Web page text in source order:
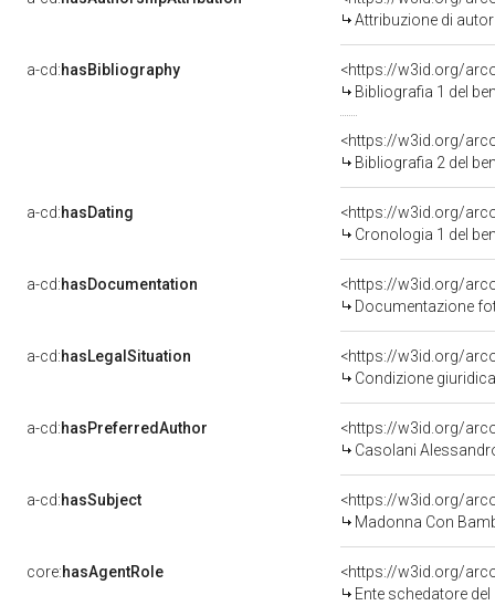
Attribuzione di
a-cd:hasBibliography
<https://w3id.org/
Bibliografia 1 del
<https://w3id.org/
Bibliografia 2 del
a-cd:hasDating
<https://w3id.org/
Cronologia 1 del
a-cd:hasDocumentation
Documentazione
a-cd:hasLegalSituation
Condizione
a-cd:hasPreferredAuthor
<https://w3id.org/
Casolani
a-cd:hasSubject
<https://w3id.org/
Madonna Con
core:hasAgentRole
<https://w3id.org/
Ente schedatore del bene